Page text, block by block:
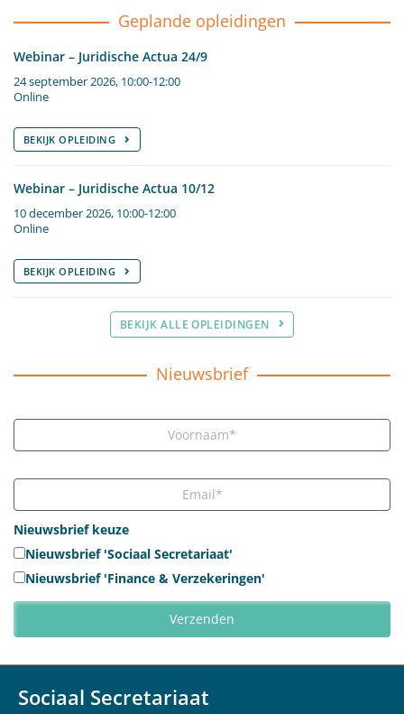
Geplande opleidingen
Webinar – Juridische Actua 24/9
24 september 2026, 10:00-12:00
Online
BEKIJK OPLEIDING
Webinar – Juridische Actua 10/12
10 december 2026, 10:00-12:00
Online
BEKIJK OPLEIDING
BEKIJK ALLE OPLEIDINGEN
Nieuwsbrief
Nieuwsbrief keuze
Nieuwsbrief 'Sociaal Secretariaat'
Nieuwsbrief 'Finance & Verzekeringen'
Sociaal Secretariaat